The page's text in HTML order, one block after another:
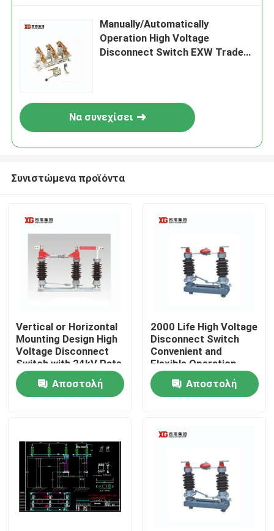
Σπίτι
Προϊόντα
Manually/Automatically
Operation High Voltage
Disconnect Switch EXW Trade
Να συνεχίσει
Συνιστώμενα προϊόντα
Vertical or Horizontal
Mounting Design High
Voltage Disconnect
Switch with 24kV Rate
Voltage
Αποστολή
2000 Life High Voltage
Disconnect Switch
Convenient and
Flexible Operation
Αποστολή